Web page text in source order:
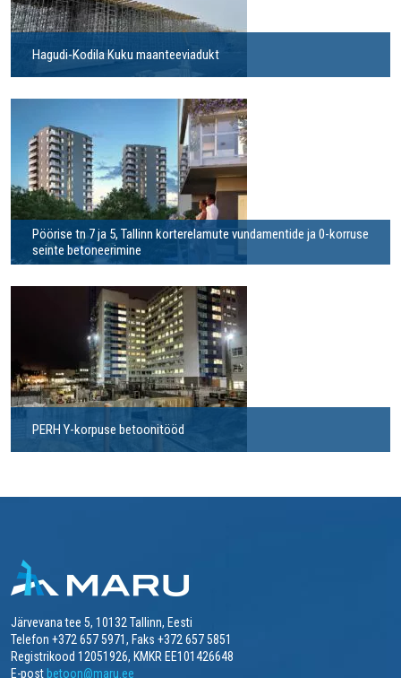
Hagudi-Kodila Kuku maanteeviadukt
Pöörise tn 7 ja 5, Tallinn korterelamute vundamentide ja 0-korruse
seinte betoneerimine
PERH Y-korpuse betoonitööd
Järvevana tee 5, 10132 Tallinn, Eesti
Telefon +372 657 5971, Faks +372 657 5851
Registrikood 12051926, KMKR EE101426648
E-post betoon@maru.ee